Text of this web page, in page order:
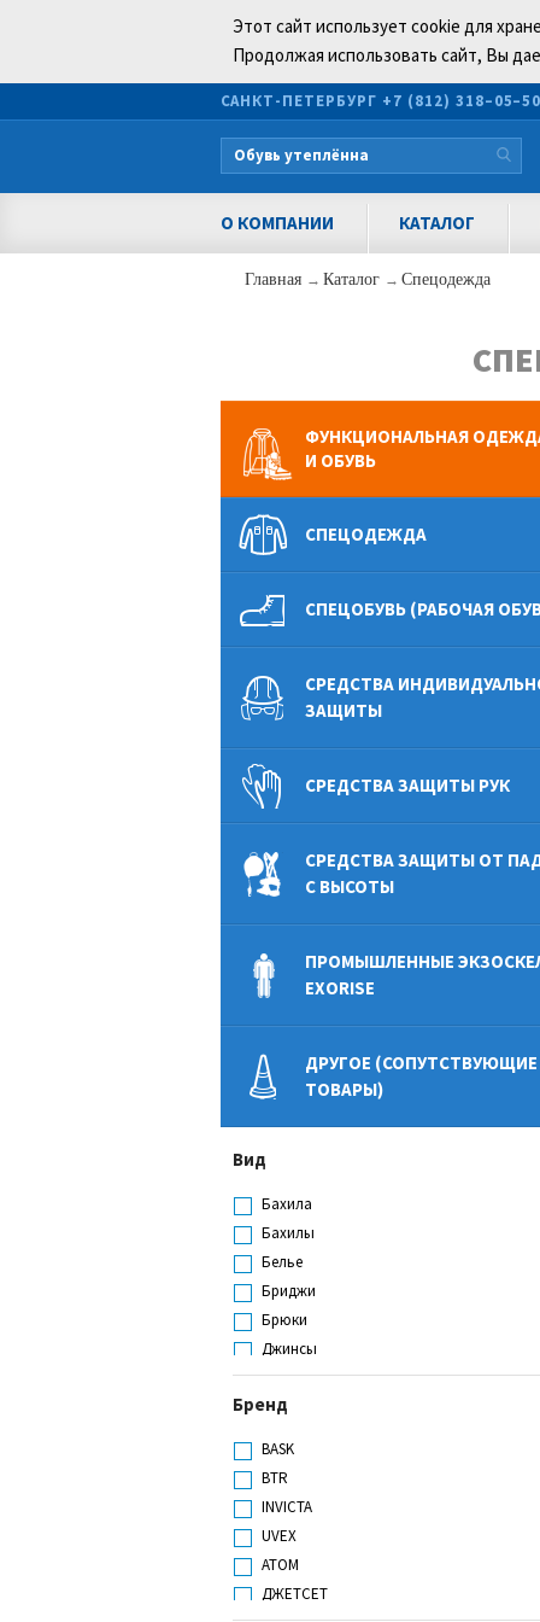
Этот сайт использует cookie для
Продолжая использовать сайт, Вы
САНКТ-ПЕТЕРБУРГ +7 (812) 318–05–50
О КОМПАНИИ КАТАЛОГ
Главная → Каталог → Спецодежда
ФУНКЦИОНАЛЬНАЯ
И ОБУВЬ
СПЕЦОДЕЖДА
СПЕЦОБУВЬ (РАБОЧАЯ
СРЕДСТВА
ЗАЩИТЫ
СРЕДСТВА ЗАЩИТЫ РУК
СРЕДСТВА ЗАЩИТЫ ОТ
С ВЫСОТЫ
ПРОМЫШЛЕННЫЕ
EXORISE
ДРУГОЕ (СОПУТСТВУЮЩИЕ
ТОВАРЫ)
Вид
Бахила
Бахилы
Белье
Бриджи
Брюки
Джинсы
Жилет
Жилет сигнальный
Бренд
BASK
BTR
INVICTA
UVEX
АТОМ
ДЖЕТСЕТ